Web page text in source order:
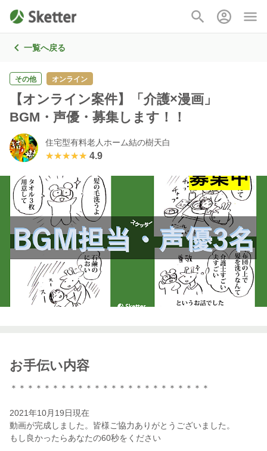
一覧へ戻る
その他 オンライン
【オンライン案件】「介護×漫画」
BGM・声優・募集します！！
住宅型有料老人ホーム結の樹天白
★★★★★
★★★★★ 4.9
お手伝い内容
＊＊＊＊＊＊＊＊＊＊＊＊＊＊＊＊＊＊＊＊＊＊＊＊
2021年10月19日現在
動画が完成しました。皆様ご協力ありがとうございました。
もし良かったらあなたの60秒をください